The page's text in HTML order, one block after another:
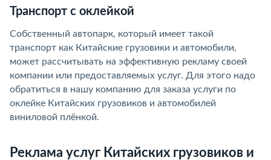
Транспорт с оклейкой
Собственный автопарк, который имеет такой
транспорт как Китайские грузовики и автомобили,
может рассчитывать на эффективную рекламу своей
компании или предоставляемых услуг. Для этого надо
обратиться в нашу компанию для заказа услуги по
оклейке Китайских грузовиков и автомобилей
виниловой плёнкой.
Реклама услуг Китайских грузовиков и